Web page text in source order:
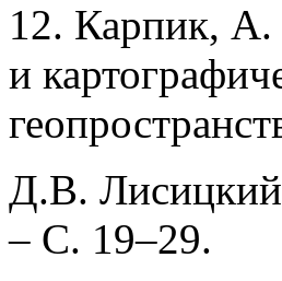
12. Карпик, А.
и
Д.В.
– С. 19–29.